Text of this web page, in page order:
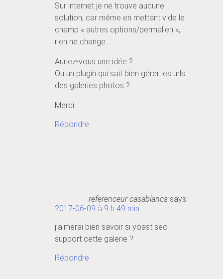
Sur internet je ne trouve aucune
solution, car même en mettant vide le
champ « autres options/permalien »,
rien ne change…
Auriez-vous une idée ?
Ou un plugin qui sait bien gérer les urls
des galeries photos ?
Merci
Répondre
referenceur casablanca says:
2017-06-09 à 9 h 49 min
j’aimerai bien savoir si yoast seo
support cette galerie ?
Répondre